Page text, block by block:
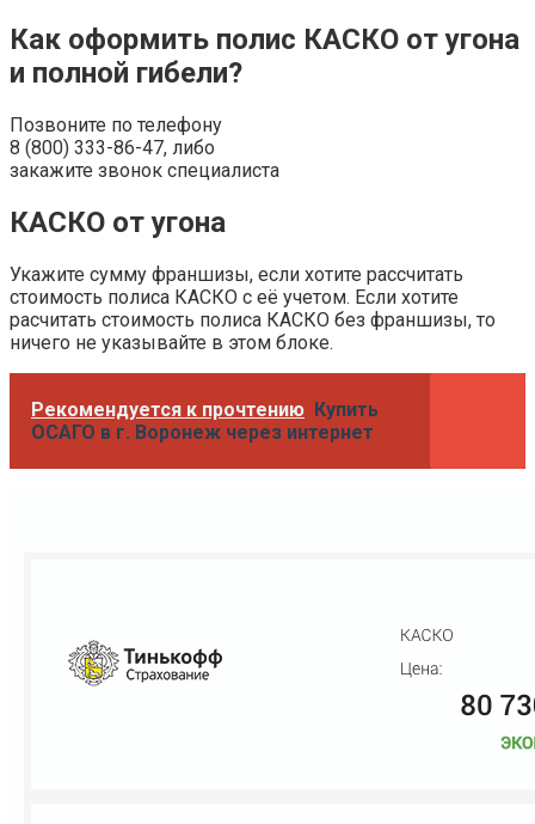
Как оформить полис КАСКО от угона
и полной гибели?
Позвоните по телефону
8 (800) 333-86-47, либо
закажите звонок специалиста
КАСКО от угона
Укажите сумму франшизы, если хотите рассчитать
стоимость полиса КАСКО с её учетом. Если хотите
расчитать стоимость полиса КАСКО без франшизы, то
ничего не указывайте в этом блоке.
Рекомендуется к прочтению Купить
ОСАГО в г. Воронеж через интернет